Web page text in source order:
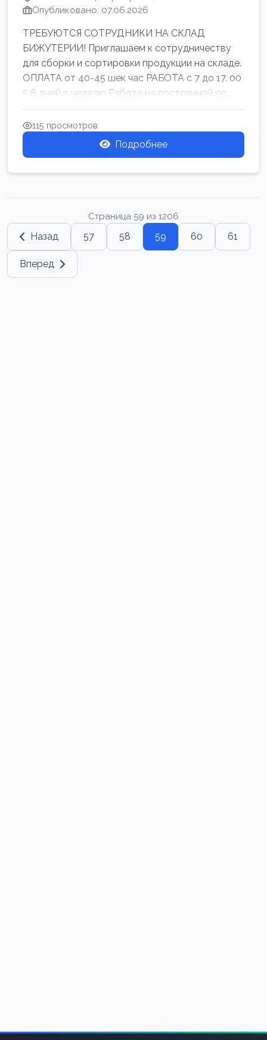
Опубликовано: 07.06.2026
ТРЕБУЮТСЯ СОТРУДНИКИ НА СКЛАД
БИЖУТЕРИИ! Приглашаем к сотрудничеству
для сборки и сортировки продукции на складе.
ОПЛАТА от 40-45 шек час РАБОТА с 7 до 17. 00
5 6 дней в неделю Работа на постоянной ос...
115 просмотров
Подробнее
Страница 59 из 1206
Назад 57 58 59 60 61
Вперед